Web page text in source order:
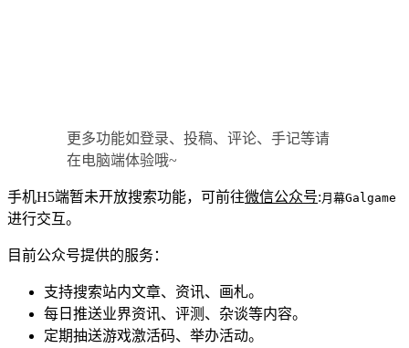
更多功能如登录、投稿、评论、手记等请
在电脑端体验哦~
手机H5端暂未开放搜索功能，可前往微信公众号:月幕Galgame
进行交互。
目前公众号提供的服务：
支持搜索站内文章、资讯、画札。
每日推送业界资讯、评测、杂谈等内容。
定期抽送游戏激活码、举办活动。